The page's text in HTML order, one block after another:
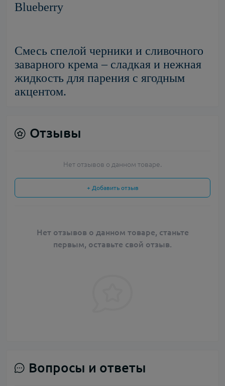
Blueberry
Смесь спелой черники и сливочного
заварного крема – сладкая и нежная
жидкость для парения с ягодным
акцентом.
Отзывы
Нет отзывов о данном товаре.
+ Добавить отзыв
Нет отзывов о данном товаре, станьте
первым, оставьте свой отзыв.
Вопросы и ответы